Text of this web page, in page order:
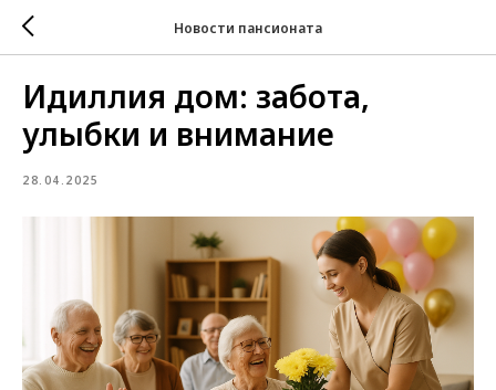
Новости пансионата
Идиллия дом: забота,
улыбки и внимание
28.04.2025